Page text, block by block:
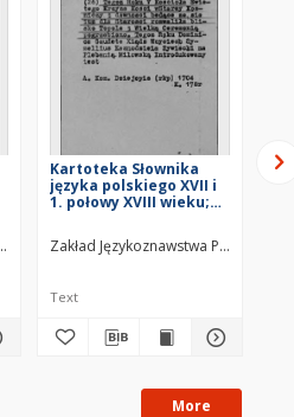
w Warszawie
Kartoteka Słownika
języka polskiego XVII i
1. połowy XVIII wieku;
Zakład Językoznawstwa PAN w
Text
More